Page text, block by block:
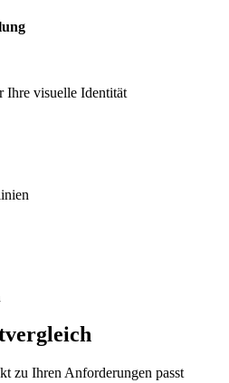
Ihre visuelle Identität
zu Ihren Anforderungen passt